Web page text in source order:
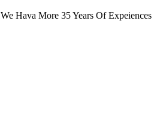
We Hava More 35 Years Of Expeiences